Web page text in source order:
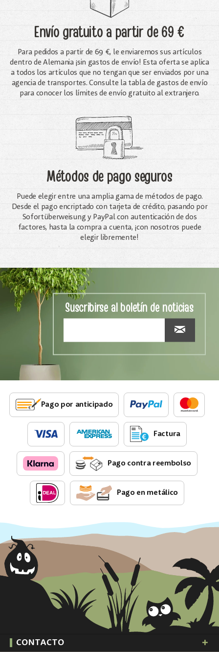
Envío gratuitoa partir de 69 €
Para pedidos a partir de 69 €, le enviaremos sus artículos
dentro de Alemania ¡sin gastos de envío! Esta oferta se aplica
a todos los artículos que no tengan que ser enviados por una
agencia de transportes. Consulte la tabla de gastos de envío
para conocer los límites de envío gratuito al extranjero.
Métodos de pago seguros
Puede elegir entre una amplia gama de métodos de pago.
Desde el pago encriptado con tarjeta de crédito, pasando por
Sofortüberweisung y PayPal con autenticación de dos
factores, hasta la compra a cuenta, ¡con nosotros puede
elegir libremente!
Suscribirse al boletín de noticias
Pago por anticipado
Factura
Pago contra reembolso
Pago en metálico
CONTACTO